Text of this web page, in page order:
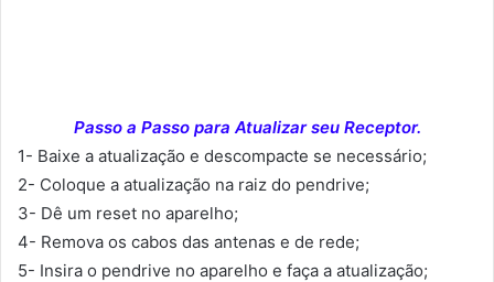
Passo a Passo para Atualizar seu Receptor.
1- Baixe a atualização e descompacte se necessário;
2- Coloque a atualização na raiz do pendrive;
3- Dê um reset no aparelho;
4- Remova os cabos das antenas e de rede;
5- Insira o pendrive no aparelho e faça a atualização;